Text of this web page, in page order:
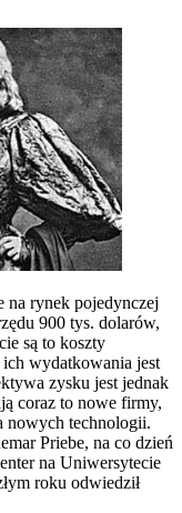
na rynek pojedynczej
900 tys. dolarów,
są to koszty
wydatkowania jest
zysku jest jednak
coraz to nowe firmy,
nowych technologii.
Priebe, na co dzień
na Uniwersytecie
roku odwiedził